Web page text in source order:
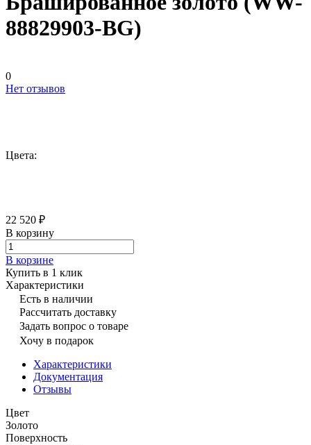
88829903-BG)
0
Нет отзывов
Цвета:
22 520 ₽
В корзину
В корзине
Купить в 1 клик
Характеристики
Есть в наличии
Рассчитать доставку
Задать вопрос о товаре
Хочу в подарок
Характеристики
Документация
Отзывы
Цвет
Золото
Поверхность